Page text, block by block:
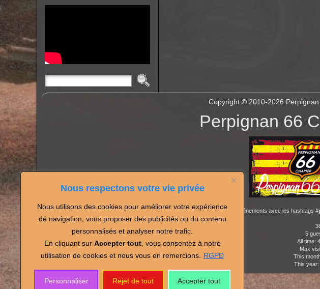
Nous respectons votre vie privée
Nous utilisons des cookies pour améliorer votre expérience
de navigation, vous proposer des publicités ou du contenu
personnalisés et analyser notre trafic.
En cliquant sur Accepter tout, vous consentez à notre
utilisation de cookies et nous vous en remercions.
RGPD
Personnaliser Rejet de tout Accepter tout
Copyright © 2010-2026
Perpignan 66
Partagez vos photos de nos événements avec les hashtags
5
All time:
Max
This
This year: